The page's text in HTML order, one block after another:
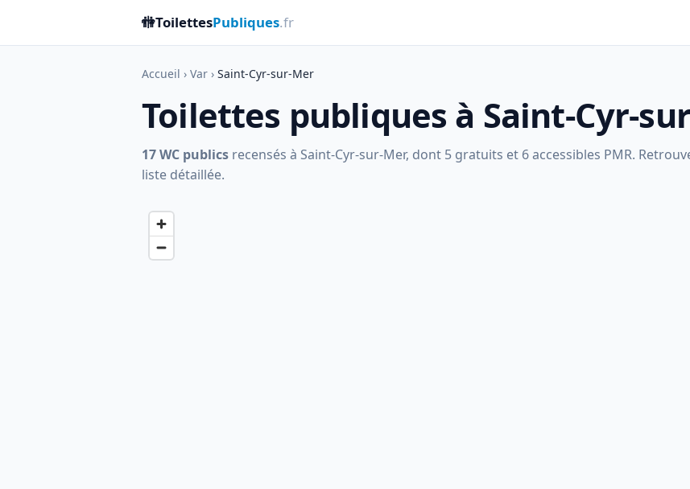
🚻ToilettesPubliques.fr
Accueil › Var › Saint-Cyr-sur-Mer
Toilettes publiques à Saint-Cyr-
17 WC publics recensés à Saint-Cyr-sur-Mer, dont 5 gratuits et 6 accessibles PMR.
liste détaillée.